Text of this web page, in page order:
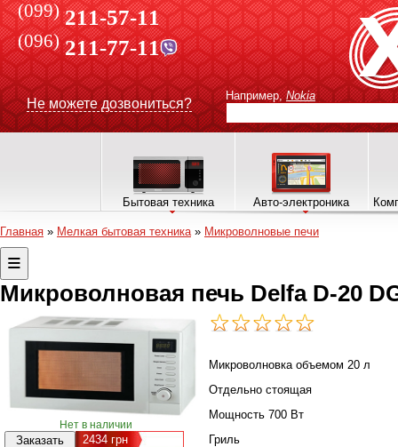
(099) 211-57-11
(096)211-77-11
Не можете дозвониться?
Например, Nokia
Бытовая техника Авто-электроника
Главная » Мелкая бытовая техника» Микроволновые печи
Микроволновая печь Delfa D-20
Нет в наличии
2434 грн
Микроволновка объемом 20 л
Отдельно стоящая
Мощность 700 Вт
Гриль